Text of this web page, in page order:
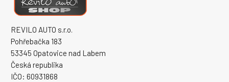
REVILO AUTO s.r.o.
Pohřebačka 183
53345 Opatovice nad Labem
Česká republika
IČO: 60931868